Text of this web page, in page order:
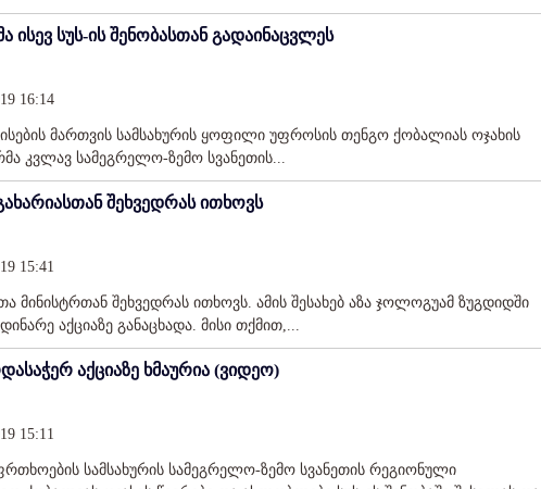
სუს-ის შენობასთან გადაინაცვლეს
16:14
მართვის სამსახურის ყოფილი უფროსის თენგო ქობალიას ოჯახის
კვლავ სამეგრელო-ზემო სვანეთის...
შეხვედრას ითხოვს
15:41
მინისტრთან შეხვედრას ითხოვს. ამის შესახებ აზა ჯოლოგუამ ზუგდიდში
აქციაზე განაცხადა. მისი თქმით,...
აქციაზე ხმაურია (ვიდეო)
15:11
სამსახურის სამეგრელო-ზემო სვანეთის რეგიონული